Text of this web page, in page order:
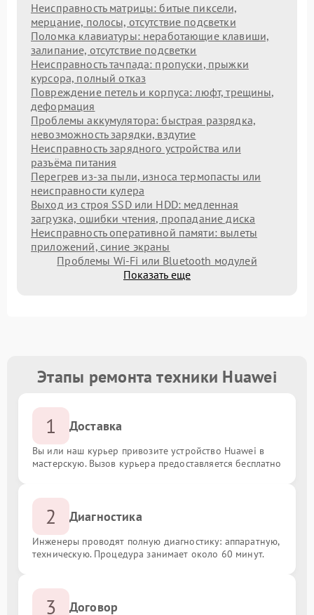
Неисправность матрицы: битые пиксели,
мерцание, полосы, отсутствие подсветки
Поломка клавиатуры: неработающие клавиши,
залипание, отсутствие подсветки
Неисправность тачпада: пропуски, прыжки
курсора, полный отказ
Повреждение петель и корпуса: люфт, трещины,
деформация
Проблемы аккумулятора: быстрая разрядка,
невозможность зарядки, вздутие
Неисправность зарядного устройства или
разъёма питания
Перегрев из‑за пыли, износа термопасты или
неисправности кулера
Выход из строя SSD или HDD: медленная
загрузка, ошибки чтения, пропадание диска
Неисправность оперативной памяти: вылеты
приложений, синие экраны
Проблемы Wi‑Fi или Bluetooth модулей
Показать еще
Этапы ремонта техники Huawei
1 Доставка
Вы или наш курьер привозите устройство Huawei в
мастерскую. Вызов курьера предоставляется бесплатно
2 Диагностика
Инженеры проводят полную диагностику: аппаратную,
техническую. Процедура занимает около 60 минут.
3 Договор